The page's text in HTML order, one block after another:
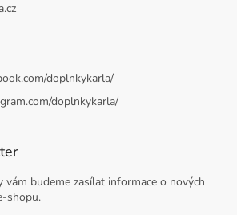
doplnkykarla/
doplnkykarla/
budeme zasílat informace o nových
shopu.